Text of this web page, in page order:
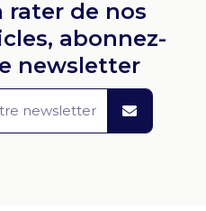
rater de nos
abonnez-
newsletter